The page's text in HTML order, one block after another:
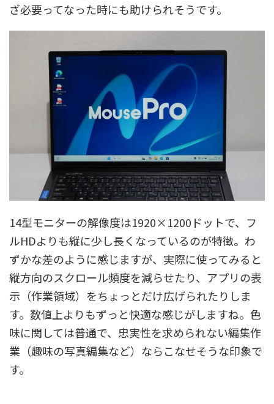
ざ必要ってなった時にも助けられそうです。
14型モニターの解像度は1920×1200ドットで、フ
ルHDよりも縦に少し長くなっているのが特徴。わ
ずかな差のように感じますが、実際に使ってみると
縦方向のスクロール頻度を減らせたり、アプリの表
示（作業領域）をちょっとだけ広げられたりしま
す。数値上よりもずっと快適な感じがしますね。色
味に関しては普通で、忠実性を求められない編集作
業（趣味の写真編集など）ならこなせそうな印象で
す。